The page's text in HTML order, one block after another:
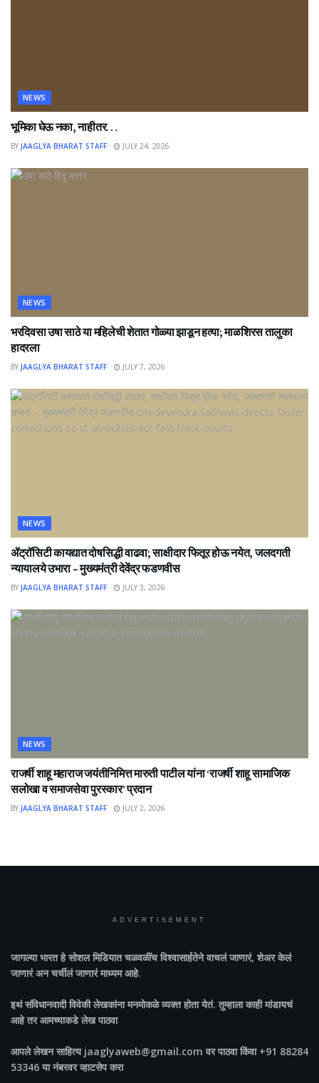
NEWS
भूमिका घेऊ नका, नाहीतर…
BY JAAGLYA BHARAT STAFF JULY 24, 2026
NEWS
भरदिवसा उषा साठे या महिलेची शेतात गोळ्या झाडून हत्या; माळशिरस तालुका
हादरला
BY JAAGLYA BHARAT STAFF JULY 7, 2026
NEWS
ॲट्रॉसिटी कायद्यात दोषसिद्धी वाढवा; साक्षीदार फितूर होऊ नयेत, जलदगती
न्यायालये उभारा – मुख्यमंत्री देवेंद्र फडणवीस
BY JAAGLYA BHARAT STAFF JULY 3, 2026
NEWS
राजर्षी शाहू महाराज जयंतीनिमित्त मारुती पाटील यांना ‘राजर्षी शाहू सामाजिक
सलोखा व समाजसेवा पुरस्कार’ प्रदान
BY JAAGLYA BHARAT STAFF JULY 2, 2026
ADVERTISEMENT
जागल्या भारतहे सोशल मिडियात चळवळींच विश्वासार्हतेने वाचलं जाणारं, शेअर केलं
जाणारं अन चर्चीलं जाणारं माध्यम आहे.
इथं संविधानवादी विवेकी लेखकांना मनमोकळे व्यक्त होता येतं. तुम्हाला काही मांडायचं
आहे तर आमच्याकडे लेख पाठवा
आपले लेखन साहित्य jaaglyaweb@gmail.com वर पाठवा किंवा +91 88284
53346 या नंबरवर व्हाटसेप करा